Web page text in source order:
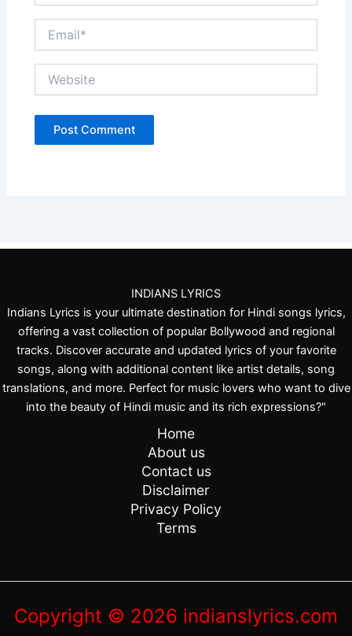
INDIANS LYRICS
Indians Lyrics is your ultimate destination for Hindi songs lyrics,
offering a vast collection of popular Bollywood and regional
tracks. Discover accurate and updated lyrics of your favorite
songs, along with additional content like artist details, song
translations, and more. Perfect for music lovers who want to dive
into the beauty of Hindi music and its rich expressions?"
Home
About us
Contact us
Disclaimer
Privacy Policy
Terms
Copyright © 2026 indianslyrics.com